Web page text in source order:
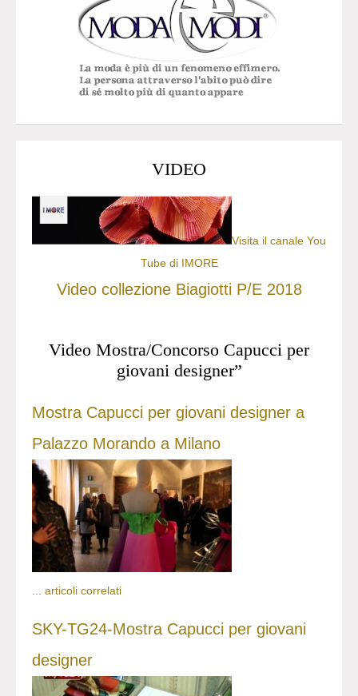
VIDEO
Visita il canale You
Tube di IMORE
Video collezione Biagiotti P/E 2018
Video Mostra/Concorso Capucci per
giovani designer”
Mostra Capucci per giovani designer a
Palazzo Morando a Milano
articoli correlati
SKY-TG24-Mostra Capucci per giovani
designer